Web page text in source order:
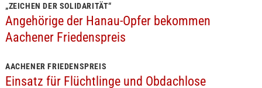
„ZEICHEN DER SOLIDARITÄT“
Angehörige der Hanau-Opfer bekommen
Aachener Friedenspreis
AACHENER FRIEDENSPREIS
Einsatz für Flüchtlinge und Obdachlose